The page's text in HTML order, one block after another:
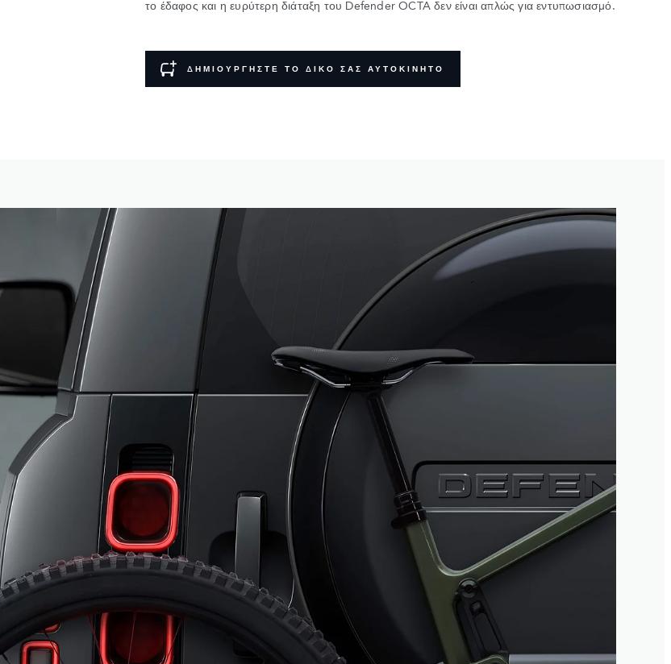
το έδαφος και η ευρύτερη διάταξη του Defender OCTA δεν είναι απλώς για εντυπωσιασμό.
ΔΗΜΙΟΥΡΓΗΣΤΕ ΤΟ ΔΙΚΟ ΣΑΣ ΑΥΤΟΚΙΝΗΤΟ